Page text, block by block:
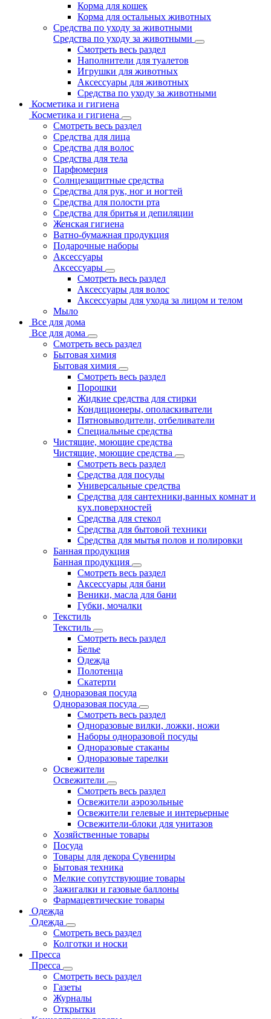
Корма для кошек
Корма для остальных животных
Средства по уходу за животными
Средства по уходу за животными
Смотреть весь раздел
Наполнители для туалетов
Игрушки для животных
Аксессуары для животных
Средства по уходу за животными
Косметика и гигиена
Косметика и гигиена
Смотреть весь раздел
Средства для лица
Средства для волос
Средства для тела
Парфюмерия
Солнцезащитные средства
Средства для рук, ног и ногтей
Средства для полости рта
Средства для бритья и депиляции
Женская гигиена
Ватно-бумажная продукция
Подарочные наборы
Аксессуары
Аксессуары
Смотреть весь раздел
Аксессуары для волос
Аксессуары для ухода за лицом и телом
Мыло
Все для дома
Все для дома
Смотреть весь раздел
Бытовая химия
Бытовая химия
Смотреть весь раздел
Порошки
Жидкие средства для стирки
Кондиционеры, ополаскиватели
Пятновыводители, отбеливатели
Специальные средства
Чистящие, моющие средства
Чистящие, моющие средства
Смотреть весь раздел
Средства для посуды
Универсальные средства
Средства для сантехники,ванных комнат и
кух.поверхностей
Средства для стекол
Средства для бытовой техники
Средства для мытья полов и полировки
Банная продукция
Банная продукция
Смотреть весь раздел
Аксессуары для бани
Веники, масла для бани
Губки, мочалки
Текстиль
Текстиль
Смотреть весь раздел
Белье
Одежда
Полотенца
Скатерти
Одноразовая посуда
Одноразовая посуда
Смотреть весь раздел
Одноразовые вилки, ложки, ножи
Наборы одноразовой посуды
Одноразовые стаканы
Одноразовые тарелки
Освежители
Освежители
Смотреть весь раздел
Освежители аэрозольные
Освежители гелевые и интерьерные
Освежители-блоки для унитазов
Хозяйственные товары
Посуда
Товары для декора Сувениры
Бытовая техника
Мелкие сопутствующие товары
Зажигалки и газовые баллоны
Фармацевтические товары
Одежда
Одежда
Смотреть весь раздел
Колготки и носки
Пресса
Пресса
Смотреть весь раздел
Газеты
Журналы
Открытки